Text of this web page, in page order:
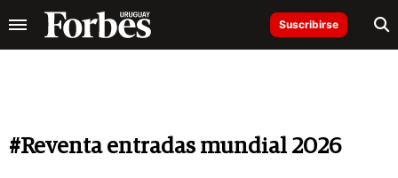
Suscribirse
#Reventa entradas mundial 2026